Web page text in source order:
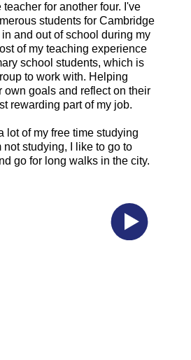
for another four. I've
students for Cambridge
and out of school during my
of my teaching experience
school students, which is
to work with. Helping
own goals and reflect on their
rewarding part of my job.
lot of my free time studying
not studying, I like to go to
go for long walks in the city.